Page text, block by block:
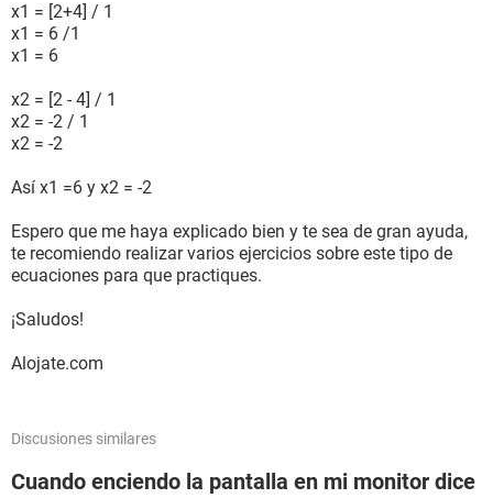
x1 = [2+4] / 1
x1 = 6 /1
x1 = 6
x2 = [2 - 4] / 1
x2 = -2 / 1
x2 = -2
Así x1 =6 y x2 = -2
Espero que me haya explicado bien y te sea de gran ayuda,
te recomiendo realizar varios ejercicios sobre este tipo de
ecuaciones para que practiques.
¡Saludos!
Alojate.com
Discusiones similares
Cuando enciendo la pantalla en mi monitor dice